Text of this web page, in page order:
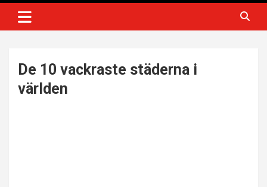
Gillat
De 10 vackraste städerna i
världen